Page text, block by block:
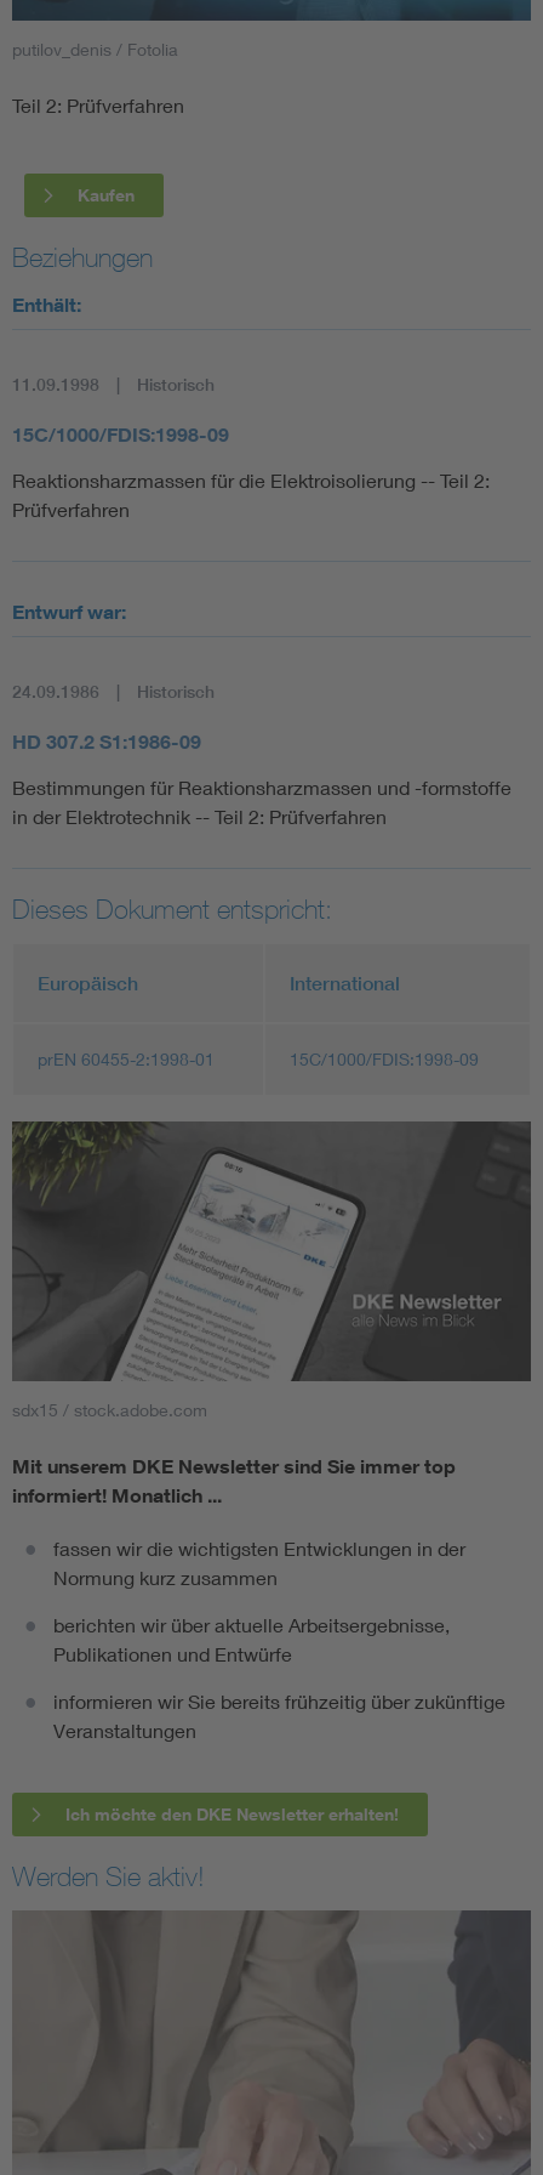
Smart Cities
DKE Fachinformationen im Kontext der Normung
Blitzschutz: DIN EN 62305 in der Übersicht
Circular Economy für mehr Ressourceneffizienz
Cybersecurity in der Industrieautomatisierung
DIN VDE 0100 für sichere Elektroinstallationen
putilov_denis / Fotolia
Teil 2: Prüfverfahren
Kaufen
Beziehungen
Enthält:
11.09.1998 Historisch
15C/1000/FDIS:1998-09
Reaktionsharzmassen für die Elektroisolierung -- Teil 2:
Prüfverfahren
Entwurf war:
24.09.1986 Historisch
HD 307.2 S1:1986-09
Bestimmungen für Reaktionsharzmassen und -formstoffe
in der Elektrotechnik -- Teil 2: Prüfverfahren
Dieses Dokument entspricht:
Europäisch International
prEN 60455-2:1998-01 15C/1000/FDIS:1998-09
sdx15 / stock.adobe.com
Mit unserem DKE Newsletter sind Sie immer top
informiert! Monatlich ...
fassen wir die wichtigsten Entwicklungen in der
Normung kurz zusammen
berichten wir über aktuelle Arbeitsergebnisse,
Publikationen und Entwürfe
informieren wir Sie bereits frühzeitig über zukünftige
Veranstaltungen
Ich möchte den DKE Newsletter erhalten!
Werden Sie aktiv!